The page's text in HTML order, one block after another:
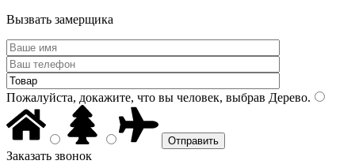
Вызвать замерщика
Пожалуйста, докажите, что вы человек, выбрав Дерево.
Заказать звонок